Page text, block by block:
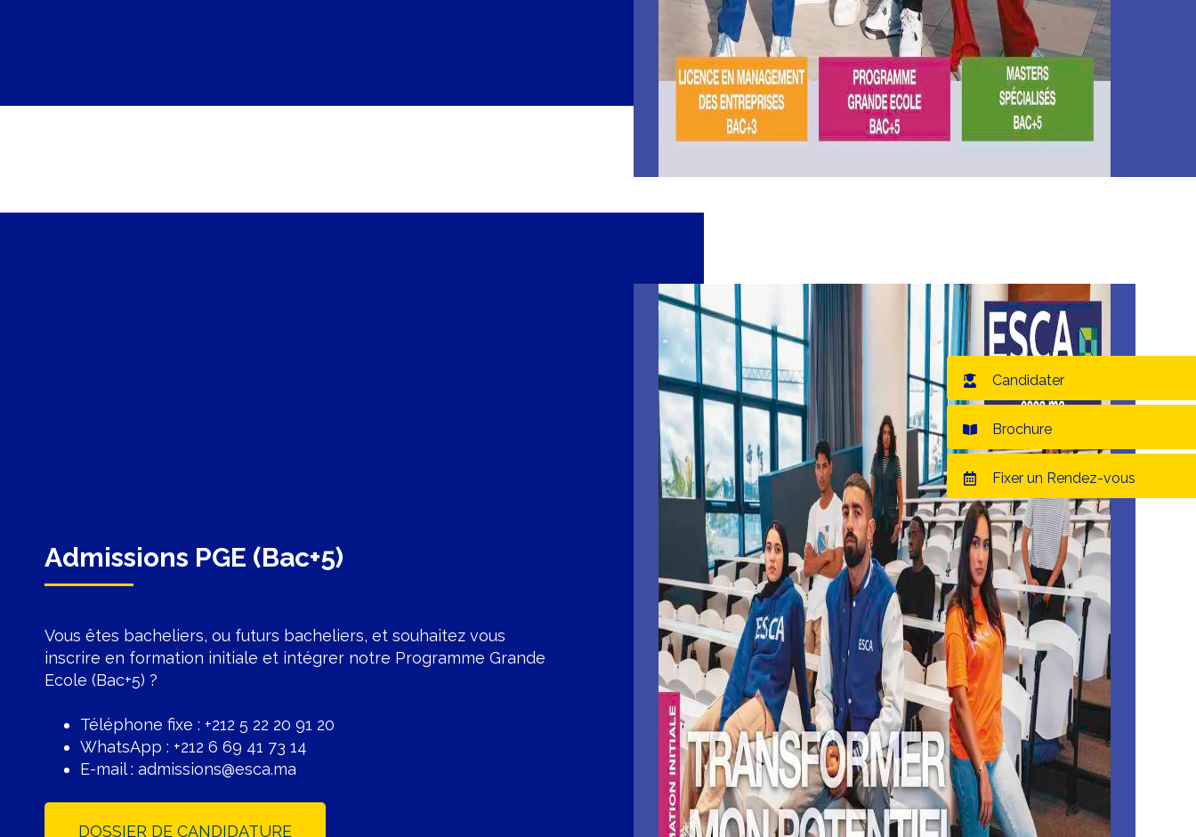
Admissions PGE (Bac+5)
Vous êtes bacheliers, ou futurs bacheliers, et souhaitez vous
inscrire en formation initiale et intégrer notre Programme Grande
Ecole (Bac+5) ?
Téléphone fixe : +212 5 22 20 91 20
WhatsApp : +212 6 69 41 73 14
E-mail : admissions@esca.ma
DOSSIER DE CANDIDATURE
Candidater
Brochure
Fixer un Rendez-vous